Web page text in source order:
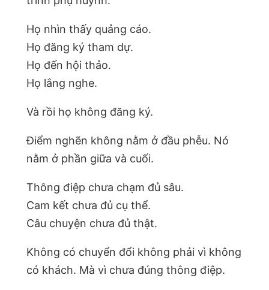
Họ nhìn thấy quảng cáo.
Họ đăng ký tham dự.
Họ đến hội thảo.
Họ lắng nghe.
Và rồi họ không đăng ký.
Điểm nghẽn không nằm ở đầu phễu. Nó
nằm ở phần giữa và cuối.
Thông điệp chưa chạm đủ sâu.
Cam kết chưa đủ cụ thể.
Câu chuyện chưa đủ thật.
Không có chuyển đổi không phải vì không
có khách. Mà vì chưa đúng thông điệp.